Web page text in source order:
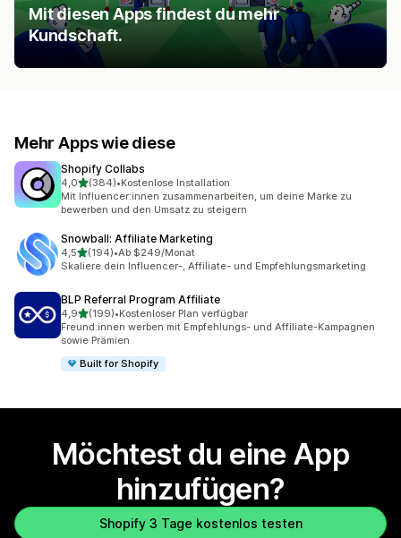
Mit diesen Apps findest du mehr
Kundschaft.
Mehr Apps wie diese
Shopify Collabs
4,0von 5 Sternen
(384)
384 Rezensionen insgesamt
•Kostenlose Installation
Mit Influencer:innen zusammenarbeiten, um deine Marke zu
bewerben und den Umsatz zu steigern
Snowball: Affiliate Marketing
4,5von 5 Sternen
(194)
194 Rezensionen insgesamt
•Ab $249/Monat
Skaliere dein Influencer-, Affiliate- und Empfehlungsmarketing
BLP Referral Program Affiliate
4,9von 5 Sternen
(199)
199 Rezensionen insgesamt
•Kostenloser Plan verfügbar
Freund:innen werben mit Empfehlungs- und Affiliate-Kampagnen
sowie Prämien
Built for Shopify
Möchtest du eine App
hinzufügen?
Shopify 3 Tage kostenlos testen